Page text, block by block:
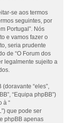
se aos termos
seguintes, por
Portugal”. Nós
e vamos fazer o
seria prudente
de “O Forum dos
legalmente sujeito a
“eles”,
“Equipa phpBB”)
à “
que pode ser
phpBB apenas